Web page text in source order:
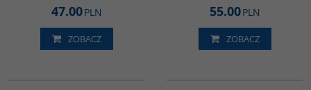
47.00PLN
ZOBACZ
55.00PLN
ZOBACZ